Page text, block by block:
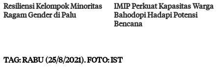
Resiliensi Kelompok Minoritas
Ragam Gender di Palu
IMIP Perkuat Kapasitas Warga
Bahodopi Hadapi Potensi
Bencana
TAG:RABU (25/8/2021). FOTO: IST